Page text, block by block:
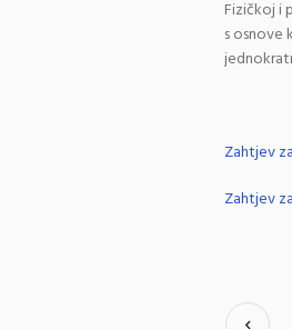
Fizičkoj i
s osnove
Zahtjev
Zahtjev